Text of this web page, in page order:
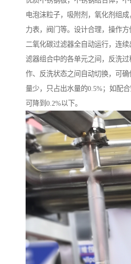
电泡沫粒子，吸附剂，氧化剂组
力表，阀门等。设计合理，操作方
二氧化碳过滤器全自动运行，连
滤器组合中的各单元之间，反洗
作、反洗状态之间自动切换，可
量少，只占出水量的0.5%；如配
可降到0.2%以下。